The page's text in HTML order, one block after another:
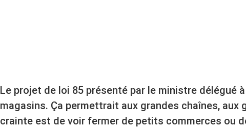
Le projet de loi 85 présenté par le ministre délégué
magasins. Ça permettrait aux grandes chaînes, aux
crainte est de voir fermer de petits commerces ou